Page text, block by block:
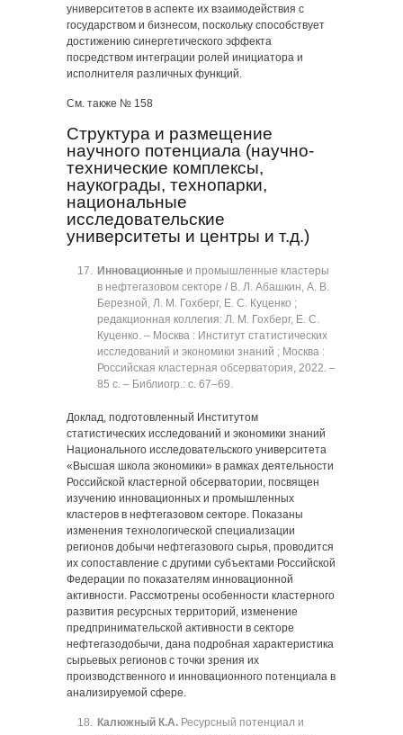
университетов в аспекте их взаимодействия с
государством и бизнесом, поскольку способствует
достижению синергетического эффекта
посредством интеграции ролей инициатора и
исполнителя различных функций.
См. также № 158
Структура и размещение
научного потенциала (научно-
технические комплексы,
наукограды, технопарки,
национальные
исследовательские
университеты и центры и т.д.)
Инновационные и промышленные кластеры
в нефтегазовом секторе / В. Л. Абашкин, А. В.
Березной, Л. М. Гохберг, Е. С. Куценко ;
редакционная коллегия: Л. М. Гохберг, Е. С.
Куценко. ‒ Москва : Институт статистических
исследований и экономики знаний ; Москва :
Российская кластерная обсерватория, 2022. ‒
85 с. ‒ Библиогр.: с. 67‒69.
Доклад, подготовленный Институтом
статистических исследований и экономики знаний
Национального исследовательского университета
«Высшая школа экономики» в рамках деятельности
Российской кластерной обсерватории, посвящен
изучению инновационных и промышленных
кластеров в нефтегазовом секторе. Показаны
изменения технологической специализации
регионов добычи нефтегазового сырья, проводится
их сопоставление с другими субъектами Российской
Федерации по показателям инновационной
активности. Рассмотрены особенности кластерного
развития ресурсных территорий, изменение
предпринимательской активности в секторе
нефтегазодобычи, дана подробная характеристика
сырьевых регионов с точки зрения их
производственного и инновационного потенциала в
анализируемой сфере.
Калюжный К.А. Ресурсный потенциал и